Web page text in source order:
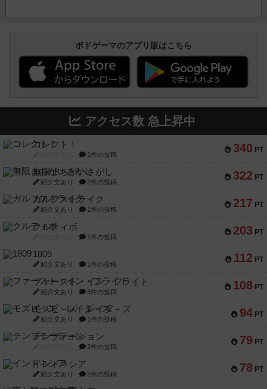
ボドゲーマのアプリ版はこちら
アクセス数 急上昇中
340 PT
コレクト！
1件の投稿
322 PT
無限まちがいさがし
紹介文あり 2件の投稿
217 PT
ガルフストライク
紹介文あり 1件の投稿
203 PT
クルティボ
1件の投稿
112 PT
1809
紹介文あり 1件の投稿
108 PT
ファースト・イン・フライト
紹介文あり 3件の投稿
94 PT
モズビ－ズ・レイダ－ズ
紹介文あり 1件の投稿
79 PT
テンプテーション
2件の投稿
78 PT
インドネシア
紹介文あり 2件の投稿